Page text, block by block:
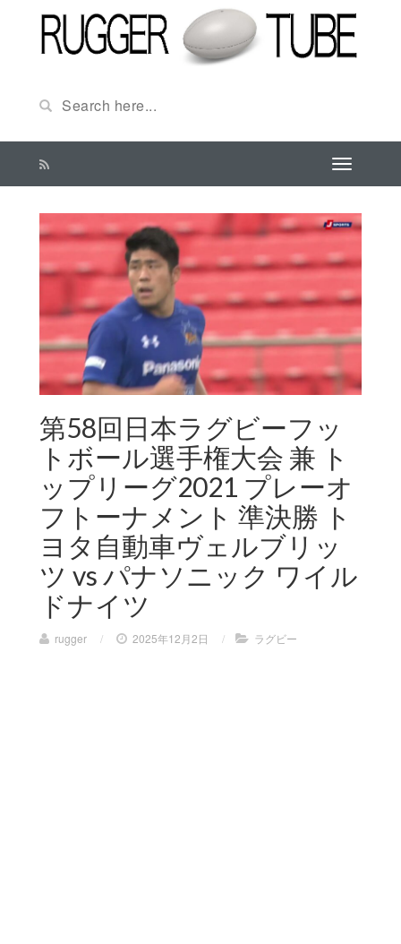
第58回日本ラグビーフッ
トボール選手権大会 兼 ト
ップリーグ2021 プレーオ
フトーナメント 準決勝 ト
ヨタ自動車ヴェルブリッ
ツ vs パナソニック ワイル
ドナイツ
rugger / 2025年12月2日 / ラグビー